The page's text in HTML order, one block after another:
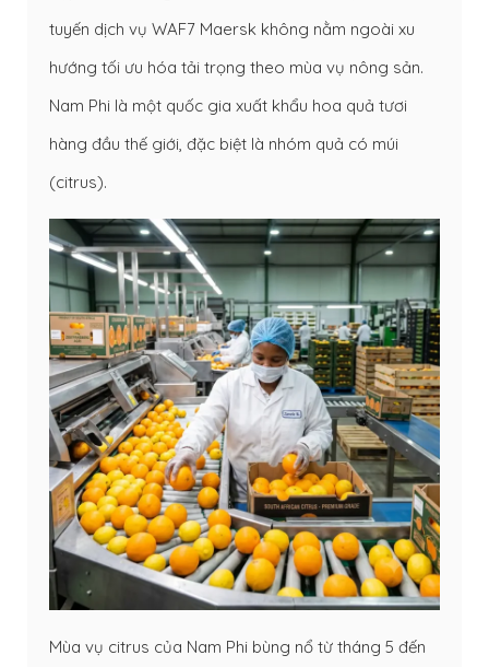
tuyến dịch vụ WAF7 Maersk không nằm ngoài xu
hướng tối ưu hóa tải trọng theo mùa vụ nông sản.
Nam Phi là một quốc gia xuất khẩu hoa quả tươi
hàng đầu thế giới, đặc biệt là nhóm quả có múi
(citrus).
Mùa vụ citrus của Nam Phi bùng nổ từ tháng 5 đến